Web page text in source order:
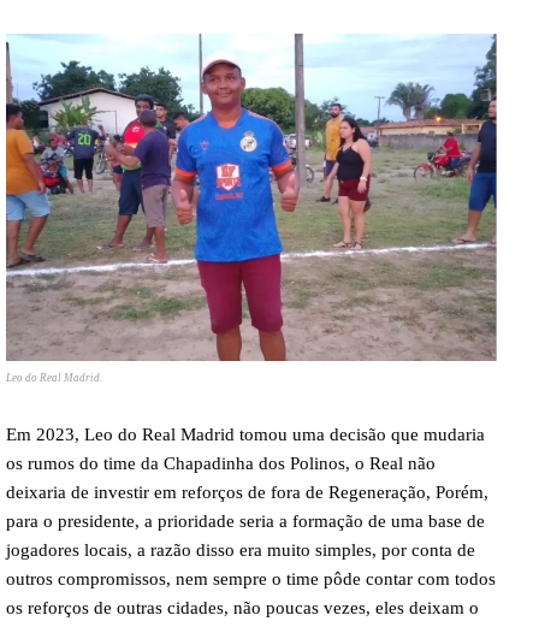
Leo do Real Madrid.
Em 2023, Leo do Real Madrid tomou uma decisão que mudaria
os rumos do time da Chapadinha dos Polinos, o Real não
deixaria de investir em reforços de fora de Regeneração, Porém,
para o presidente, a prioridade seria a formação de uma base de
jogadores locais, a razão disso era muito simples, por conta de
outros compromissos, nem sempre o time pôde contar com todos
os reforços de outras cidades, não poucas vezes, eles deixam o